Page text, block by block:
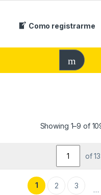
Como registrarme
Showing 1–9 of
of 13
1 2 3 …